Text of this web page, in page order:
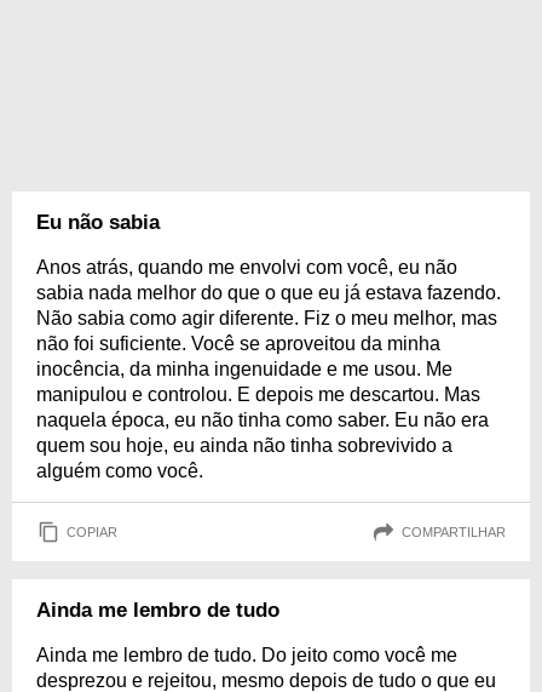
Eu não sabia
Anos atrás, quando me envolvi com você, eu não
sabia nada melhor do que o que eu já estava fazendo.
Não sabia como agir diferente. Fiz o meu melhor, mas
não foi suficiente. Você se aproveitou da minha
inocência, da minha ingenuidade e me usou. Me
manipulou e controlou. E depois me descartou. Mas
naquela época, eu não tinha como saber. Eu não era
quem sou hoje, eu ainda não tinha sobrevivido a
alguém como você.
COPIAR COMPARTILHAR
Ainda me lembro de tudo
Ainda me lembro de tudo. Do jeito como você me
desprezou e rejeitou, mesmo depois de tudo o que eu